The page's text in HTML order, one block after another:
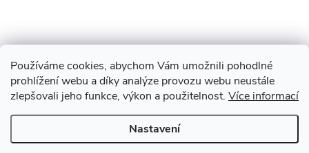
Používáme cookies, abychom Vám umožnili pohodlné
prohlížení webu a díky analýze provozu webu neustále
zlepšovali jeho funkce, výkon a použitelnost. Více informací
Nastavení
O
v
l
á
d
Z
Drevobis Horoměřice. Všechna práva vyhrazena.
nastavení cookies